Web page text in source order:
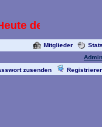
den
Mitglieder
Stats
Admin
zusenden